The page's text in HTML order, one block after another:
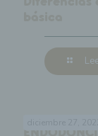
Diferencias